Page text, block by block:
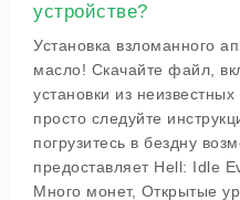
устройстве?
Установка взломанного
масло! Скачайте файл,
установки из
просто следуйте
погрузитесь в бездну
предоставляет Hell: Idle
Много монет, Открытые